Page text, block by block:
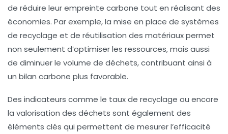
de réduire leur empreinte carbone tout en réalisant des
économies. Par exemple, la mise en place de systèmes
de recyclage et de réutilisation des matériaux permet
non seulement d’optimiser les ressources, mais aussi
de diminuer le volume de déchets, contribuant ainsi à
un bilan carbone plus favorable.
Des indicateurs comme le taux de recyclage ou encore
la valorisation des déchets sont également des
éléments clés qui permettent de mesurer l’efficacité